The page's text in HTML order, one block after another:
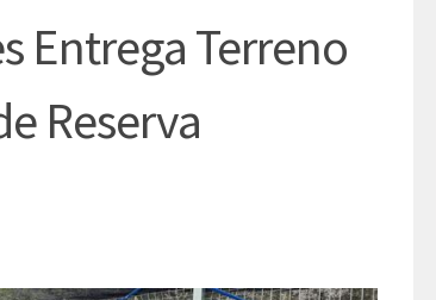
Entrega Terreno
Reserva